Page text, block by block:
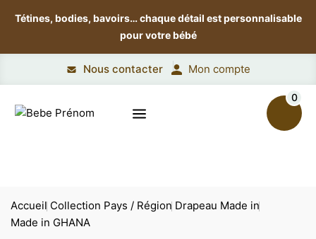
Tétines, bodies, bavoirs…chaque détail est personnalisable
pour votre bébé
Nous contacter Mon compte
0
Accueil Collection Pays / Région Drapeau Made in
Made in GHANA